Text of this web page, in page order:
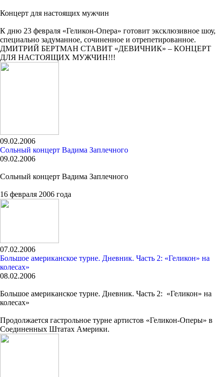
Концерт для настоящих мужчин
К дню 23 февраля «Геликон-Опера» готовит эксклюзивное шоу,
специально задуманное, сочиненное и отрепетированное.
ДМИТРИЙ БЕРТМАН СТАВИТ «ДЕВИЧНИК» – КОНЦЕРТ
ДЛЯ НАСТОЯЩИХ МУЖЧИН!!!
09.02.2006
Сольный концерт Вадима Заплечного
09.02.2006
Сольный концерт Вадима Заплечного
16 февраля 2006 года
07.02.2006
Большое американское турне. Дневник. Часть 2: «Геликон» на
колесах»
08.02.2006
Большое американское турне. Дневник. Часть 2: «Геликон» на
колесах»
Продолжается гастрольное турне артистов «Геликон-Оперы» в
Соединенных Штатах Америки.